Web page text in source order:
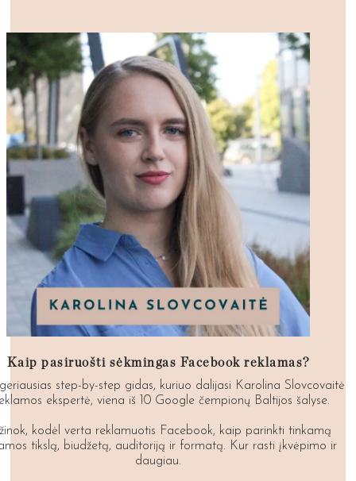
Kaip pasiruošti sėkmingas Facebook reklamas?
step-by-step gidas, kuriuo dalijasi Karolina Slovcovaitė
ekspertė, viena iš 10 Google čempionų Baltijos šalyse.
kodėl verta reklamuotis Facebook, kaip parinkti tinkamą
tikslą, biudžetą, auditoriją ir formatą. Kur rasti įkvėpimo ir
daugiau.